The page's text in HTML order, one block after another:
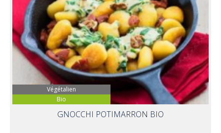
Bio
Végétalien
GNOCCHI POTIMARRON BIO